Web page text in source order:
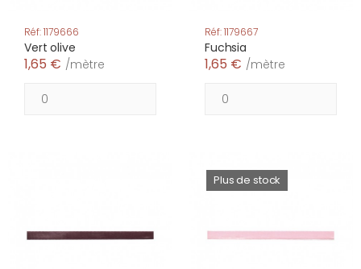
Réf: 1179666
Vert olive
1,65 € /mètre
Réf: 1179667
Fuchsia
1,65 € /mètre
Plus de stock